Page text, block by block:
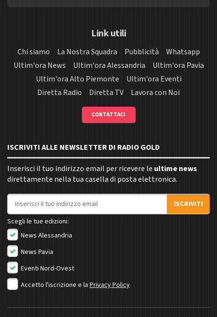
Link utili
Chi siamo La Nostra Squadra Pubblicità
Whatsapp
Ultim'ora News
Ultim'ora Alessandria
Ultim'ora Pavia
Ultim'ora Alto Piemonte
Ultim'ora Eventi
Diretta Radio
Diretta TV Lavora con Noi
CONTATTACI
ISCRIVITI ALLE NEWSLETTER DI RADIO GOLD
Inserisci il tuo indirizzo email per ricevere le ultime news
direttamente nella tua casella di posta elettronica.
Indirizzo email
ISCRIVITI
Scegli le tue edizioni:
News Alessandria
News Pavia
Eventi Nord-Ovest
Accetto l'iscrizione e la Privacy Policy